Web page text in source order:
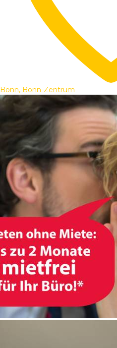
Bonn, Bonn-Zentrum